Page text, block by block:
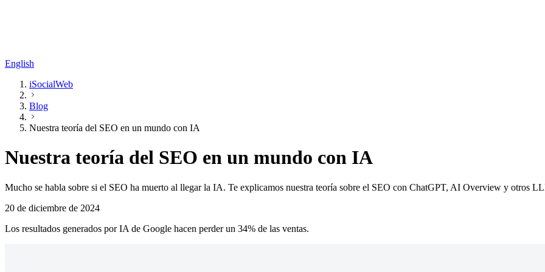
English
iSocialWeb
Blog
Nuestra teoría del SEO en un mundo con IA
Nuestra teoría del SEO en un mundo con IA
Mucho se habla sobre si el SEO ha muerto al llegar la IA. Te explicamos nuestra teoría sobre el SEO con ChatGPT, AI Overview y otros
20 de diciembre de 2024
Los resultados generados por IA de Google hacen perder un 34% de las ventas.